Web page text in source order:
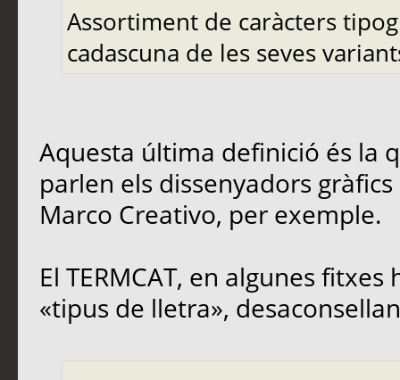
Assortiment de caràcters
cadascuna de les seves
Aquesta última definició és la
parlen els dissenyadors
Marco Creativo, per exemple.
El TERMCAT, en algunes
«tipus de lletra»,